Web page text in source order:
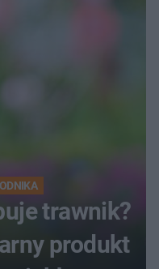
trawnik?
produkt